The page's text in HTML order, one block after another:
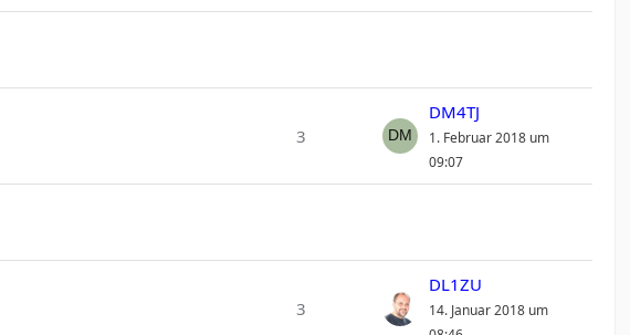
3
DM4TJ
1. Februar 2018 um
09:07
3
DL1ZU
14. Januar 2018 um